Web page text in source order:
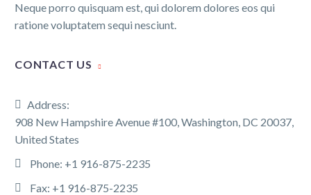
Neque porro quisquam est, qui dolorem dolores eos qui
ratione voluptatem sequi nesciunt.
CONTACT US
Address:
908 New Hampshire Avenue #100, Washington, DC 20037,
United States
Phone: +1 916-875-2235
Fax: +1 916-875-2235